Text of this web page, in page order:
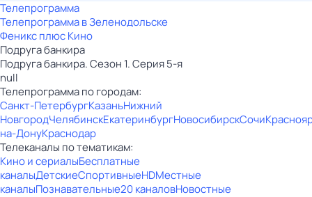
Телепрограмма
Телепрограмма в Зеленодольске
Феникс плюс Кино
Подруга банкира
Подруга банкира. Сезон 1. Серия 5-я
null
Телепрограмма по городам:
Санкт-ПетербургКазаньНижний
НовгородЧелябинскЕкатеринбургНовосибирскСочи
на-ДонуКраснодар
Телеканалы по тематикам:
Кино и сериалыБесплатные
каналыДетскиеСпортивныеHDМестные
каналыПознавательные20 каналовНовостные